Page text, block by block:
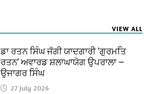
VIEW ALL
ਡਾ ਰਤਨ ਸਿੰਘ ਜੱਗੀ ਯਾਦਗਾਰੀ ‘ਗੁਰਮਤਿ
ਰਤਨ’ ਅਵਾਰਡ ਸ਼ਲਾਘਾਯੋਗ ਉਪਰਾਲਾ —
ਉਜਾਗਰ ਸਿੰਘ
27 July 2026